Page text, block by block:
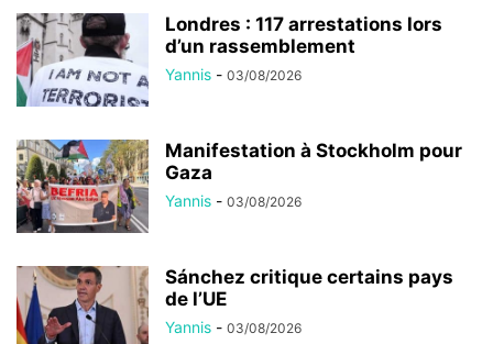
Londres : 117 arrestations lors
d’un rassemblement
Yannis - 03/08/2026
Manifestation à Stockholm pour
Gaza
Yannis - 03/08/2026
Sánchez critique certains pays
de l’UE
Yannis - 03/08/2026